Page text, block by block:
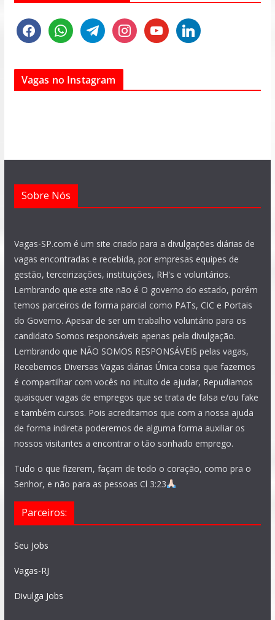
f
a
e
w
h
t
s
t
e
e
g
i
n
t
a
y
o
l
i
Vagas no Instagram
Sobre Nós
Vagas-SP.com é um site criado para a divulgações diárias de
vagas encontradas e recebida, por empresas equipes de
gestão, terceirizações, instituições, RH's e voluntários.
Lembrando que este site não é O governo do estado, porém
temos parceiros de forma parcial como PATs, CIC e Portais
do Governo. Apesar de ser um trabalho voluntário para os
candidato Somos responsáveis apenas pela divulgação.
Lembrando que NÃO SOMOS RESPONSÁVEIS pelas vagas,
Recebemos Diversas Vagas diárias Única coisa que fazemos
é compartilhar com vocês no intuito de ajudar, Repudiamos
quaisquer vagas de empregos que se trata de falsa e/ou fake
e também cursos. Pois acreditamos que com a nossa ajuda
de forma indireta poderemos de alguma forma auxiliar os
nossos visitantes a encontrar o tão sonhado emprego.
Tudo o que fizerem, façam de todo o coração, como pra o
Senhor, e não para as pessoas Cl 3:23
Parceiros:
Seu Jobs
Vagas-RJ
Divulga Jobs